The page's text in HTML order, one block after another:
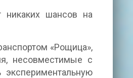
никаких шансов на
«Рощица»,
несовместимые с